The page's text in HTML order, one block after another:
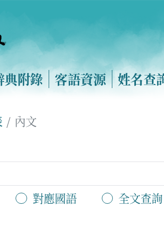
典附錄 客語資源 姓名查
內文
對應國語 全文查詢